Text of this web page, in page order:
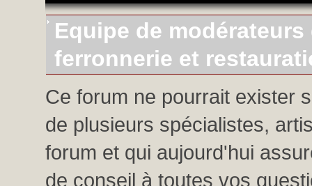
Equipe de
ferronnerie et
Ce forum ne pourrait exister
de plusieurs spécialistes,
forum et qui aujourd'hui
de conseil à toutes vos